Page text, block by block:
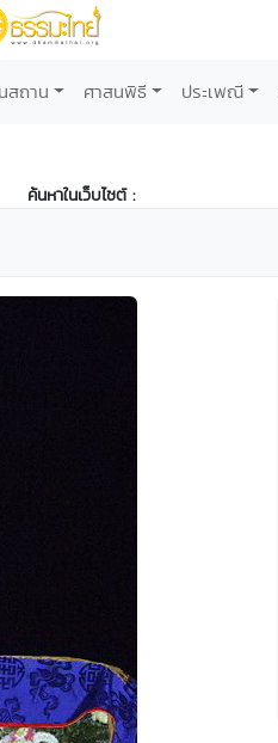
สถาน ศาสนพิธี ประเพณี
ค้นหาในเว็บไซต์ :